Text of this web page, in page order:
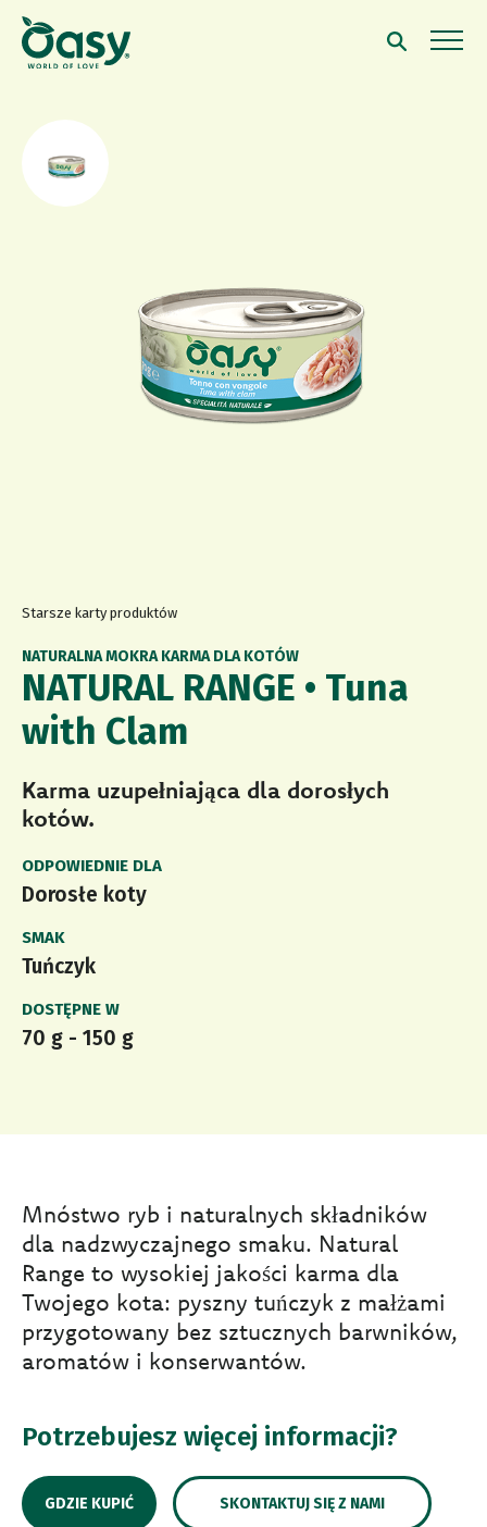
Starsze karty produktów
NATURAL RANGE • Tuna
with Clam
NATURALNA MOKRA KARMA DLA KOTÓW
Karma uzupełniająca dla dorosłych
kotów.
ODPOWIEDNIE DLA
Dorosłe koty
SMAK
Tuńczyk
DOSTĘPNE W
70 g - 150 g
Mnóstwo ryb i naturalnych składników
dla nadzwyczajnego smaku. Natural
Range to wysokiej jakości karma dla
Twojego kota: pyszny tuńczyk z małżami
przygotowany bez sztucznych barwników,
aromatów i konserwantów.
Potrzebujesz więcej informacji?
GDZIE KUPIĆ SKONTAKTUJ SIĘ Z NAMI